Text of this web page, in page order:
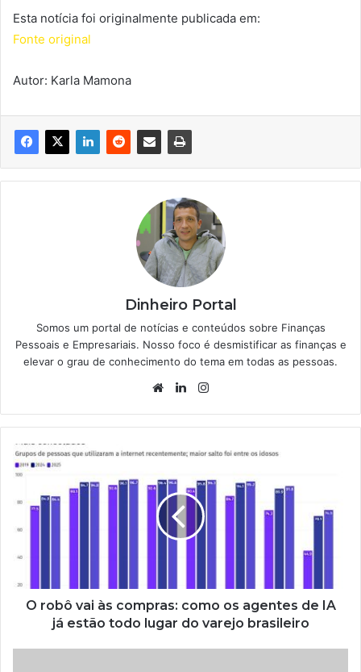
Esta notícia foi originalmente publicada em:
Fonte original
Autor: Karla Mamona
Dinheiro Portal
Somos um portal de notícias e conteúdos sobre Finanças
Pessoais e Empresariais. Nosso foco é desmistificar as finanças e
elevar o grau de conhecimento do tema em todas as pessoas.
WebsiteLinkedin
O robô vai às compras: como os agentes de IA
já estão todo lugar do varejo brasileiro